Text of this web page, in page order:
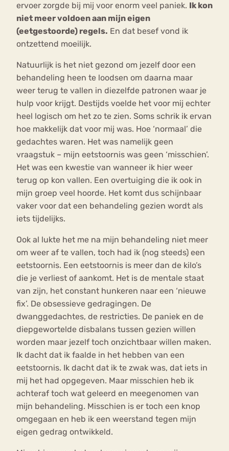
ervoer zorgde bij mij voor enorm veel paniek. Ik kon
niet meer voldoen aan mijn eigen
(eetgestoorde) regels. En dat besef vond ik
ontzettend moeilijk.
Natuurlijk is het niet gezond om jezelf door een
behandeling heen te loodsen om daarna maar
weer terug te vallen in diezelfde patronen waar je
hulp voor krijgt. Destijds voelde het voor mij echter
heel logisch om het zo te zien. Soms schrik ik ervan
hoe makkelijk dat voor mij was. Hoe ‘normaal’ die
gedachtes waren. Het was namelijk geen
vraagstuk – mijn eetstoornis was geen ‘misschien’.
Het was een kwestie van wanneer ik hier weer
terug op kon vallen. Een overtuiging die ik ook in
mijn groep veel hoorde. Het komt dus schijnbaar
vaker voor dat een behandeling gezien wordt als
iets tijdelijks.
Ook al lukte het me na mijn behandeling niet meer
om weer af te vallen, toch had ik (nog steeds) een
eetstoornis. Een eetstoornis is meer dan de kilo’s
die je verliest of aankomt. Het is de mentale staat
van zijn, het constant hunkeren naar een ‘nieuwe
fix’. De obsessieve gedragingen. De
dwanggedachtes, de restricties. De paniek en de
diepgewortelde disbalans tussen gezien willen
worden maar jezelf toch onzichtbaar willen maken.
Ik dacht dat ik faalde in het hebben van een
eetstoornis. Ik dacht dat ik te zwak was, dat iets in
mij het had opgegeven. Maar misschien heb ik
achteraf toch wat geleerd en meegenomen van
mijn behandeling. Misschien is er toch een knop
omgegaan en heb ik een weerstand tegen mijn
eigen gedrag ontwikkeld.